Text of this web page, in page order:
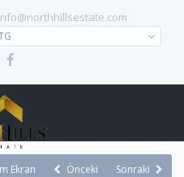
Ekran Önceki Sonraki